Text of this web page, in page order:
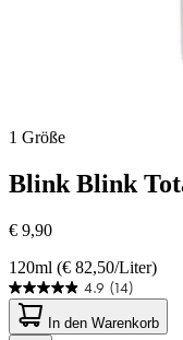
1 Größe
Blink Blink
€ 9,90
120ml (€ 82,50/Liter)
4.9 (14)
4.9
von
5
In den Warenkorb